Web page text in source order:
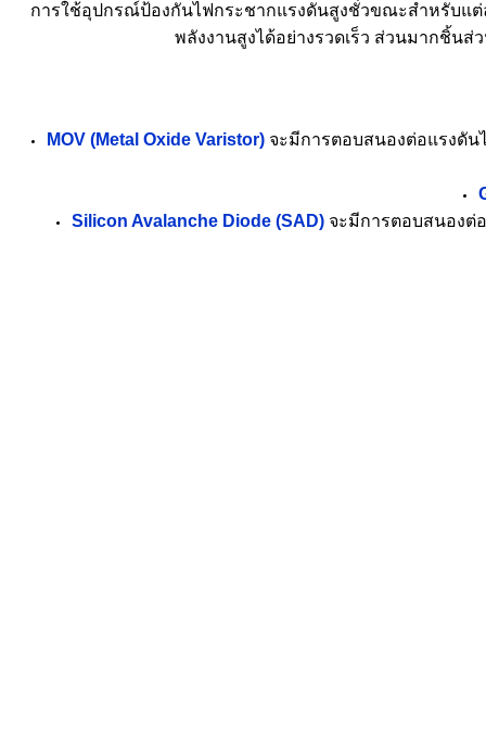
การใช้อุปกรณ์ป้องกันไฟกระชากแรงดันสูงชั่วขณะสำหรับแต่
พลังงานสูงได้อย่างรวดเร็ว ส่วนมากชิ้นส่
MOV (Metal Oxide Varistor) จะมีการตอบสนองต่อแรงดัน
Silicon Avalanche Diode (SAD)จะมีการตอบสนองต่